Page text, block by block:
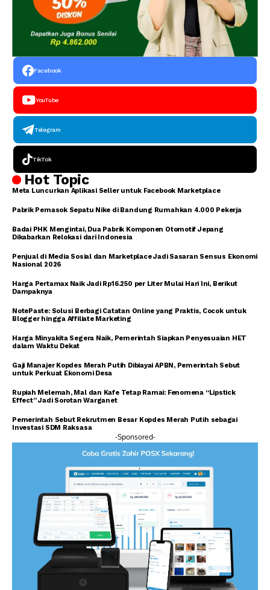
Facebook
YouTube
Telegram
TikTok
Hot Topic
Meta Luncurkan Aplikasi Seller untuk Facebook Marketplace
Pabrik Pemasok Sepatu Nike di Bandung Rumahkan 4.000 Pekerja
Badai PHK Mengintai, Dua Pabrik Komponen Otomotif Jepang
Dikabarkan Relokasi dari Indonesia
Penjual di Media Sosial dan Marketplace Jadi Sasaran Sensus Ekonomi
Nasional 2026
Harga Pertamax Naik Jadi Rp16.250 per Liter Mulai Hari Ini, Berikut
Dampaknya
NotePaste: Solusi Berbagi Catatan Online yang Praktis, Cocok untuk
Blogger hingga Affiliate Marketing
Harga Minyakita Segera Naik, Pemerintah Siapkan Penyesuaian HET
dalam Waktu Dekat
Gaji Manajer Kopdes Merah Putih Dibiayai APBN, Pemerintah Sebut
untuk Perkuat Ekonomi Desa
Rupiah Melemah, Mal dan Kafe Tetap Ramai: Fenomena “Lipstick
Effect” Jadi Sorotan Warganet
Pemerintah Sebut Rekrutmen Besar Kopdes Merah Putih sebagai
Investasi SDM Raksasa
-Sponsored-